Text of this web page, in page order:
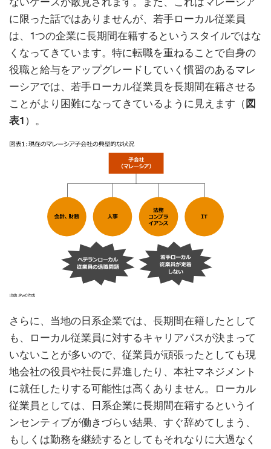
に限った話ではありませんが、若手ローカル従業員
は、1つの企業に長期間在籍するというスタイルではな
くなってきています。特に転職を重ねることで自身の
役職と給与をアップグレードしていく慣習のあるマレ
ーシアでは、若手ローカル従業員を長期間在籍させる
ことがより困難になってきているように見えます（ 図
表1 ）。
さらに、当地の日系企業では、長期間在籍したとして
も、ローカル従業員に対するキャリアパスが決まって
いないことが多いので、従業員が頑張ったとしても現
地会社の役員や社長に昇進したり、本社マネジメント
に就任したりする可能性は高くありません。ローカル
従業員としては、日系企業に長期間在籍するというイ
ンセンティブが働きづらい結果、すぐ辞めてしまう、
もしくは勤務を継続するとしてもそれなりに大過なく